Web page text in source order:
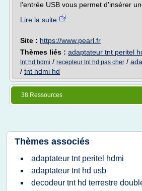
l'entrée USB vous permet d'insérer
Lire la suite
Site : https://www.pearl.fr
Thèmes liés : adaptateur tnt peritel
tnt hd hdmi / recepteur tnt hd pas cher /
/ tnt hdmi hd
38 Ressources
Thèmes associés
adaptateur tnt peritel hdmi
adaptateur tnt hd usb
decodeur tnt hd terrestre